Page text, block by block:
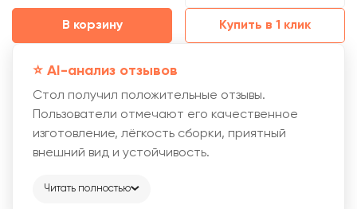
В корзину Купить в 1 клик
⭐️ AI-анализ отзывов
Стол получил положительные отзывы.
Пользователи отмечают его качественное
изготовление, лёгкость сборки, приятный
внешний вид и устойчивость.
Читать полностью